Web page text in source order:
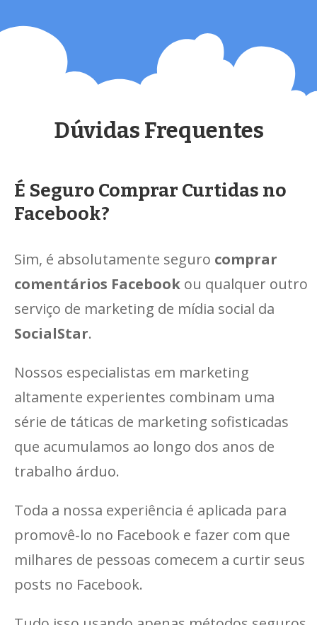
Dúvidas Frequentes
É Seguro Comprar Curtidas no
Facebook?
Sim, é absolutamente seguro comprar
comentários Facebook ou qualquer outro
serviço de marketing de mídia social da
SocialStar.
Nossos especialistas em marketing
altamente experientes combinam uma
série de táticas de marketing sofisticadas
que acumulamos ao longo dos anos de
trabalho árduo.
Toda a nossa experiência é aplicada para
promovê-lo no Facebook e fazer com que
milhares de pessoas comecem a curtir seus
posts no Facebook.